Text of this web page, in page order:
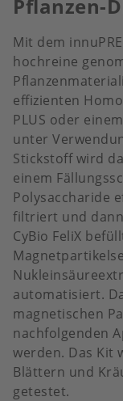
Pflanzen-
Mit dem
hochreine
effizienten
PLUS oder
unter
Stickstoff wird
einem
Polysaccharide
filtriert und
CyBio FeliX
automatisiert.
magnetischen
nachfolgenden
werden. Das Kit
Blättern und
getestet.